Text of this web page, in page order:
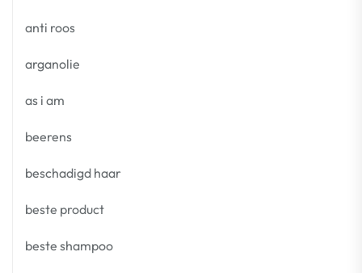
anti roos
arganolie
as i am
beerens
beschadigd haar
beste product
beste shampoo